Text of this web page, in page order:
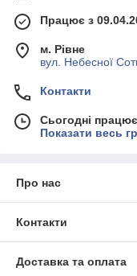
Працює з
м. Рівне
вул. Небесної
Контакти
Сьогодні
Показати весь
Про нас
Контакти
Доставка та оплата